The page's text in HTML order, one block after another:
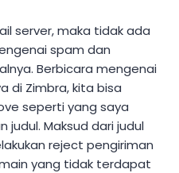
server, maka tidak ada
spam dan
Berbicara mengenai
di Zimbra, kita bisa
seperti yang saya
judul. Maksud dari judul
reject pengiriman
yang tidak terdapat